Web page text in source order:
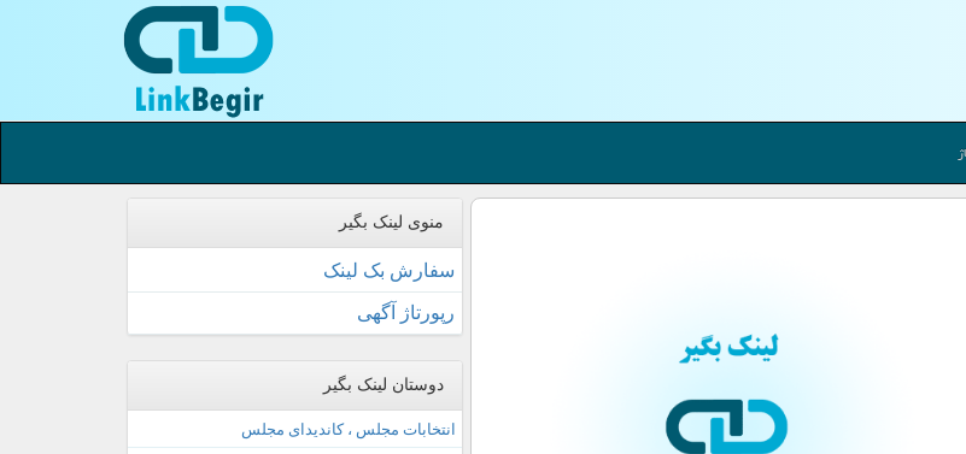
منوی لینک بگیر
سفارش بک لینک
رپورتاژ آگهی
دوستان لینک بگیر
انتخابات مجلس ، کاندیدای مجلس